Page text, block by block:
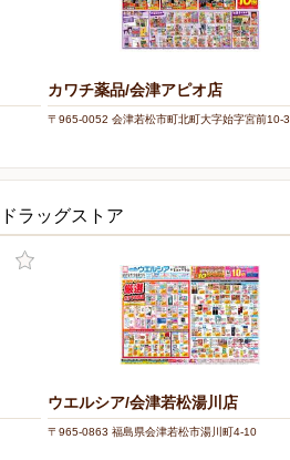
カワチ薬品/会津アピオ店
〒965-0052 会津若松市町北町大字始字宮前10-3
ラッグストア
ウエルシア/会津若松湯川店
〒965-0863 福島県会津若松市湯川町4-10